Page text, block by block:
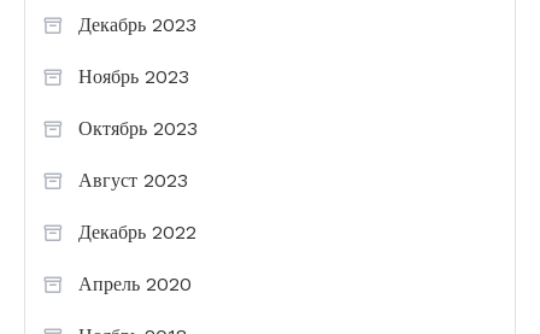
Декабрь 2023
Ноябрь 2023
Октябрь 2023
Август 2023
Декабрь 2022
Апрель 2020